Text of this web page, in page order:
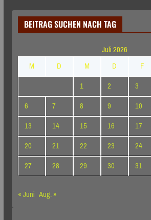
BEITRAG SUCHEN NACH TAG
Juli 2026
M
D M D F
1
2 3
6
7 8 9 10
13
14 15 16 17
20
21 22 23 24
27
28 29 30
31
« Juni Aug. »